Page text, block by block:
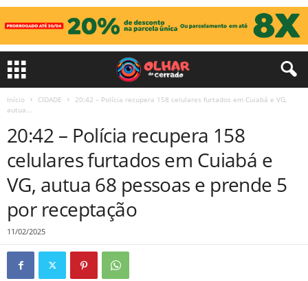
Início CIDADE
20:42 – Polícia recupera 158 celulares furtados em Cuiabá e VG,
autua...
20:42 – Polícia recupera 158
celulares furtados em Cuiabá e
VG, autua 68 pessoas e prende 5
por receptação
11/02/2025